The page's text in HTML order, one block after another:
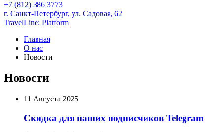
+7 (812) 386 3773
г. Санкт-Петербург, ул. Садовая, 62
TravelLine: Platform
Главная
О нас
Новости
Новости
11 Августа 2025
Cкидка для наших подписчиков Telegram